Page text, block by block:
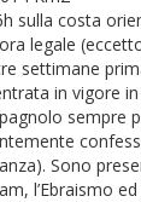
sulla costa
legale
settimane
in vigore
sempre
Sono
l’Ebraismo